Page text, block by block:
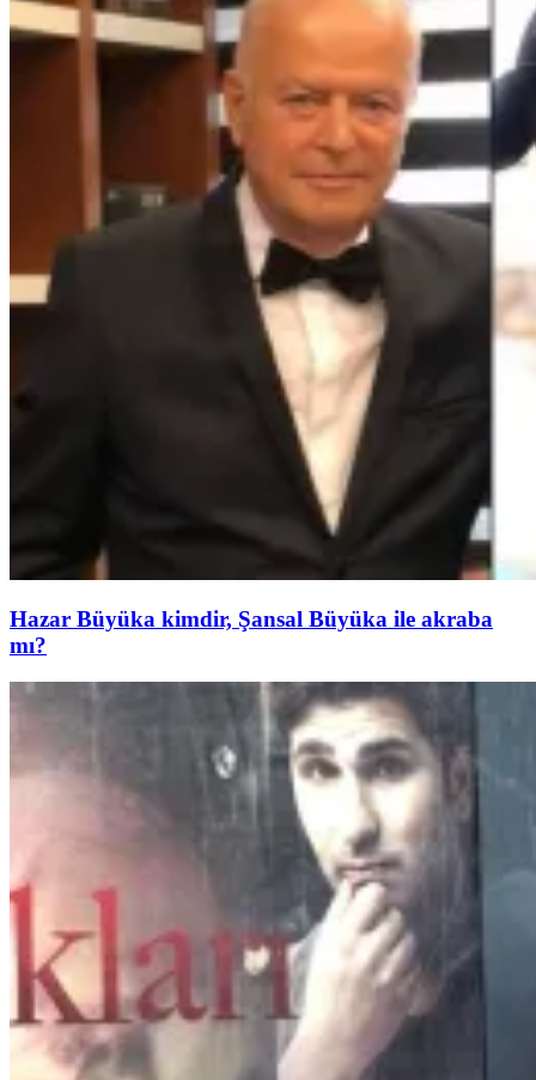
Hazar Büyüka kimdir, Şansal Büyüka ile akraba
mı?